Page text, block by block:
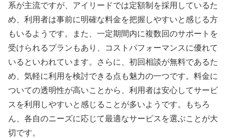
系が主流ですが、アイリードでは定額制を採用しているた
め、利用者は事前に明確な料金を把握しやすいと感じる方
もいるようです。また、一定期間内に複数回のサポートを
受けられるプランもあり、コストパフォーマンスに優れて
いるといわれています。さらに、初回相談が無料であるた
め、気軽に利用を検討できる点も魅力の一つです。料金に
ついての透明性が高いことから、利用者は安心してサービ
スを利用しやすいと感じることが多いようです。もちろ
ん、各自のニーズに応じて最適なサービスを選ぶことが大
切です。